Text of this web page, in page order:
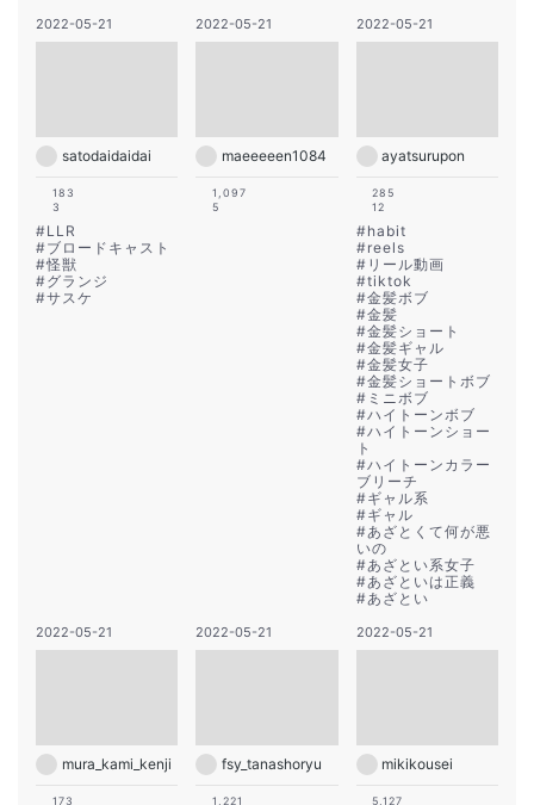
2022-05-21
satodaidaidai
183
3
#LLR
#ブロードキャスト
#怪獣
#グランジ
#サスケ
2022-05-21
maeeeeen1084
1,097
5
2022-05-21
ayatsurupon
285
12
#habit
#reels
# リール動画
#tiktok
#金髪ボブ
#金髪
#金髪ショート
#金髪ギャル
#金髪女子
#金髪ショートボブ
# ミニボブ
#ハイトーンボブ
#ハイトーンショー
ト
#ハイトーンカラー
ブリーチ
#ギャル系
#ギャル
#あざとくて何が悪
いの
#あざとい系女子
#あざといは正義
#あざとい
2022-05-21
mura_kami_kenji
173
2022-05-21
fsy_tanashoryu
1,221
2022-05-21
mikikousei
5,127